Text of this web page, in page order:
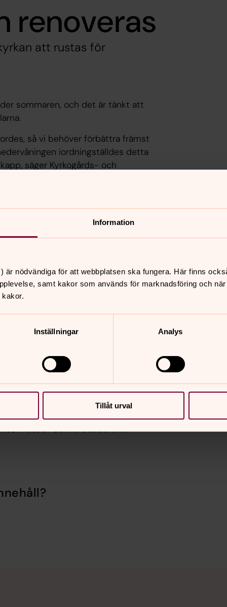
Information
är nödvändiga för att webbplatsen ska fungera. Här finns
samt kakor som används för marknadsföring och
Inställningar Analys
Tillåt urval
renoveras
att rustas för
sommaren, och det är tänkt att
så vi behöver förbättra främst
iordningställdes detta
säger Kyrkogårds- och
möjligt till advent och det 50-
som Våffelcafé,
Visborgskyrkans kök
påverkar de populära
möjligheten till kyrk- och
det ska bli ännu bättre framöver,
domkyrkan och de möjligheter vi har
att både servera och ta emot gäster.
så påverkade det också
allting då. Det ska vi inte behöva göra
få den senaste informationen ifall
dagen.
mässan den första advent.